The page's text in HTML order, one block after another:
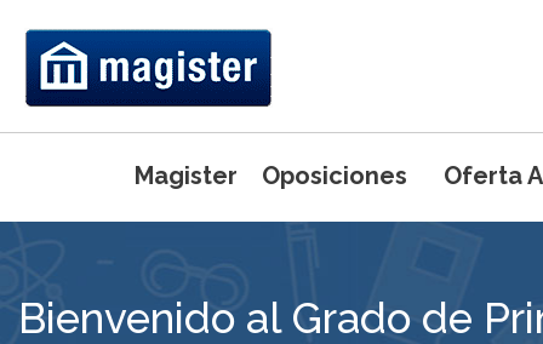
Magister Oposiciones
Primaria
Oferta
Máster
Máster
Bienvenido al Grado de